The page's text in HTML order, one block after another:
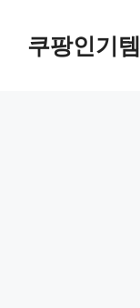
쿠팡인기템